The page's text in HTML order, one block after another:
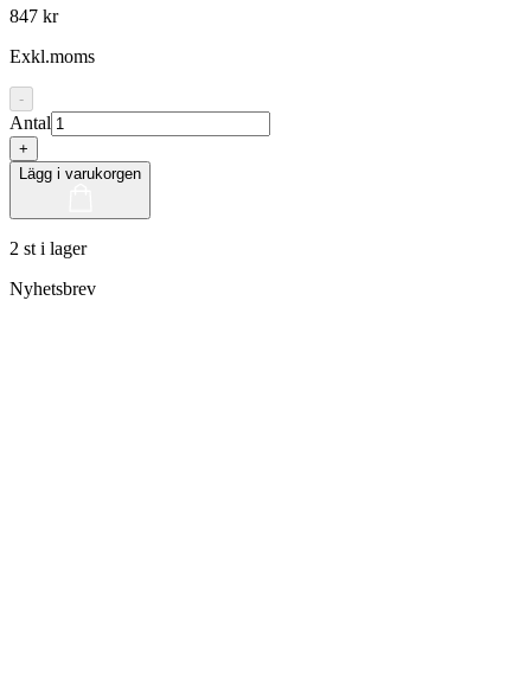
847 kr
Exkl.moms
-
Antal
+
Lägg i varukorgen
2 st i lager
Nyhetsbrev